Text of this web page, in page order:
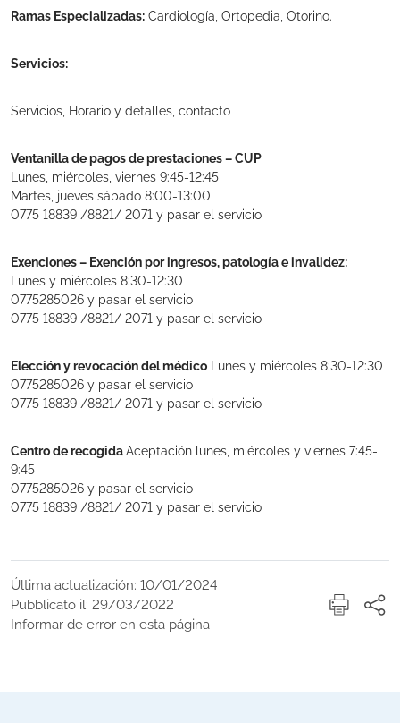
Ramas Especializadas: Cardiología, Ortopedia, Otorino.
Servicios:
Servicios, Horario y detalles, contacto
Ventanilla de pagos de prestaciones – CUP
Lunes, miércoles, viernes 9:45-12:45
Martes, jueves sábado 8:00-13:00
0775 18839 /8821/ 2071 y pasar el servicio
Exenciones – Exención por ingresos, patología e invalidez:
Lunes y miércoles 8:30-12:30
0775285026 y pasar el servicio
0775 18839 /8821/ 2071 y pasar el servicio
Elección y revocación del médico Lunes y miércoles 8:30-12:30
0775285026 y pasar el servicio
0775 18839 /8821/ 2071 y pasar el servicio
Centro de recogidaAceptación lunes, miércoles y viernes 7:45-
9:45
0775285026 y pasar el servicio
0775 18839 /8821/ 2071 y pasar el servicio
Última actualización: 10/01/2024
Pubblicato il: 29/03/2022
Informar de error en esta página